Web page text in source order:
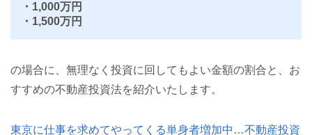
・1,000万円
・1,500万円
の場合に、無理なく投資に回してもよい金額の割合と、お
すすめの不動産投資法を紹介いたします。
東京に仕事を求めてやってくる単身者増加中…不動産投資